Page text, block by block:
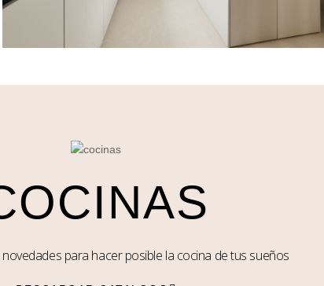
para hacer posible la cocina de tus sueños